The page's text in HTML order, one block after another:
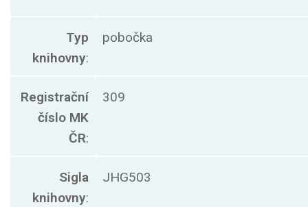
Typ
knihovny:
pobočka
Registrační
číslo MK
ČR:
309
Sigla
knihovny:
JHG503